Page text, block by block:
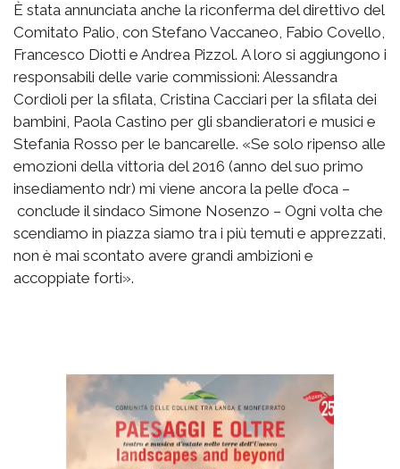
È stata annunciata anche la riconferma del direttivo del
Comitato Palio, con Stefano Vaccaneo, Fabio Covello,
Francesco Diotti e Andrea Pizzol. A loro si aggiungono i
responsabili delle varie commissioni: Alessandra
Cordioli per la sfilata, Cristina Cacciari per la sfilata dei
bambini, Paola Castino per gli sbandieratori e musici e
Stefania Rosso per le bancarelle. «Se solo ripenso alle
emozioni della vittoria del 2016 (anno del suo primo
insediamento ndr) mi viene ancora la pelle d’oca –
conclude il sindaco Simone Nosenzo – Ogni volta che
scendiamo in piazza siamo tra i più temuti e apprezzati,
non è mai scontato avere grandi ambizioni e
accoppiate forti».